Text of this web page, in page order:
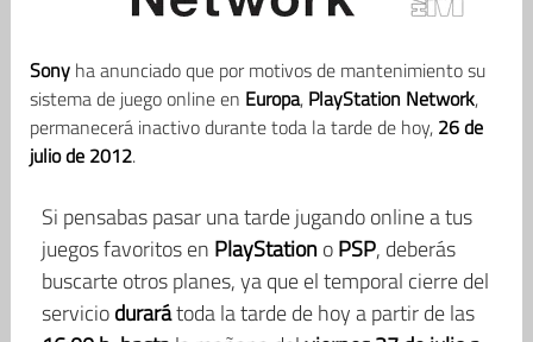
Sonyha anunciado que por motivos de mantenimiento su
sistema de juego online en Europa, PlayStation Network,
permanecerá inactivo durante toda la tarde de hoy, 26 de
julio de 2012.
Si pensabas pasar una tarde jugando online a tus
juegos favoritos en PlayStationoPSP, deberás
buscarte otros planes, ya que el temporal cierre del
serviciodurarátoda la tarde de hoy a partir de las